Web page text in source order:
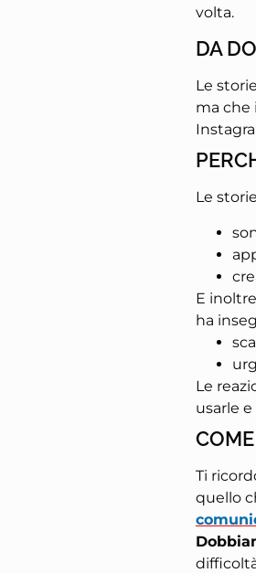
volta.
DA
Le
ma che
Le
E
ha
Le
usarle
Ti
quello